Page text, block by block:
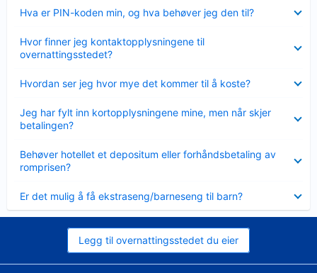
Hva er PIN-koden min, og hva behøver jeg den til?
mindre
Hvor finner jeg kontaktopplysningene til
overnattingsstedet?
mindre
Hvordan ser jeg hvor mye det kommer til å koste?
mindre
Jeg har fylt inn kortopplysningene mine, men når skjer
betalingen?
mindre
Behøver hotellet et depositum eller forhåndsbetaling av
romprisen?
mindre
Er det mulig å få ekstraseng/barneseng til barn?
mindre
Legg til overnattingsstedet du eier